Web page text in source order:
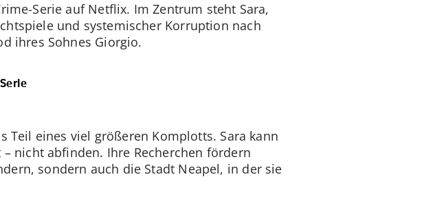
Serie auf Netflix. Im Zentrum steht Sara,
und systemischer Korruption nach
ihres Sohnes Giorgio.
eines viel größeren Komplotts. Sara kann
nicht abfinden. Ihre Recherchen fördern
sondern auch die Stadt Neapel, in der sie